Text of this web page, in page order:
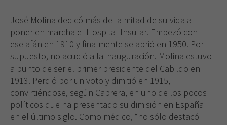
José Molina dedicó más de la mitad de su vida a
poner en marcha el Hospital Insular. Empezó con
ese afán en 1910 y finalmente se abrió en 1950. Por
supuesto, no acudió a la inauguración. Molina estuvo
a punto de ser el primer presidente del Cabildo en
1913. Perdió por un voto y dimitió en 1915,
convirtiéndose, según Cabrera, en uno de los pocos
políticos que ha presentado su dimisión en España
en el último siglo. Como médico, “no sólo destacó